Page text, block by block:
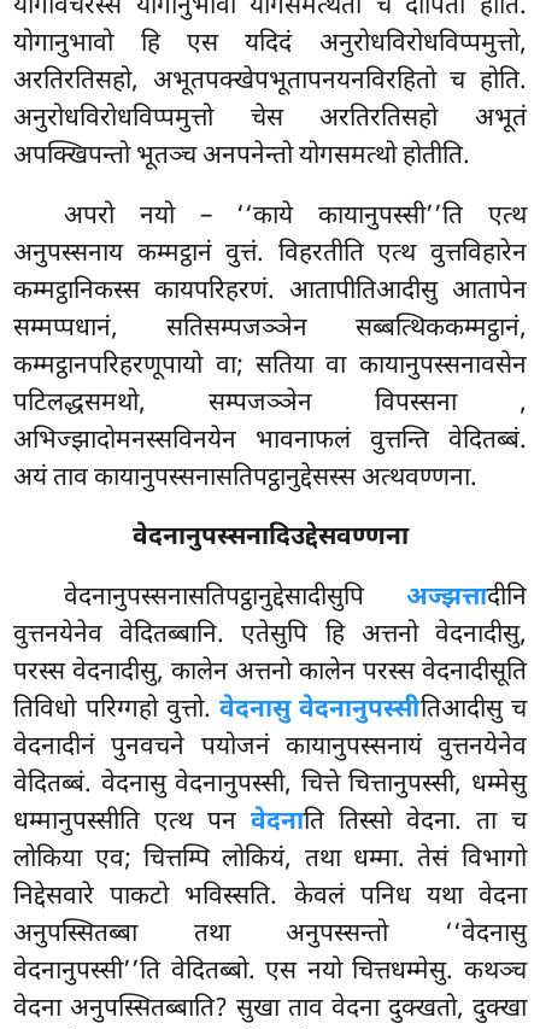
योगावचरस्स योगानुभावो योगसमत्थता च दीपिता होति.
योगानुभावो हि एस यदिदं अनुरोधविरोधविप्पमुत्तो,
अरतिरतिसहो, अभूतपक्खेपभूतापनयनविरहितो च होति.
अनुरोधविरोधविप्पमुत्तो चेस अरतिरतिसहो अभूतं
अपक्खिपन्तो भूतञ्च अनपनेन्तो योगसमत्थो होतीति.
अपरो नयो – ‘‘काये कायानुपस्सी’’ति एत्थ
अनुपस्सनाय कम्मट्ठानं वुत्तं. विहरतीति एत्थ वुत्तविहारेन
कम्मट्ठानिकस्स कायपरिहरणं. आतापीतिआदीसु आतापेन
सम्मप्पधानं, सतिसम्पजञ्ञेन सब्बत्थिककम्मट्ठानं,
कम्मट्ठानपरिहरणूपायो वा; सतिया वा कायानुपस्सनावसेन
पटिलद्धसमथो, सम्पजञ्ञेन विपस्सना ,
अभिज्झादोमनस्सविनयेन भावनाफलं वुत्तन्ति वेदितब्बं.
अयं ताव कायानुपस्सनासतिपट्ठानुद्देसस्स अत्थवण्णना.
वेदनानुपस्सनादिउद्देसवण्णना
वेदनानुपस्सनासतिपट्ठानुद्देसादीसुपि अज्झत्तादीनि
वुत्तनयेनेव वेदितब्बानि. एतेसुपि हि अत्तनो वेदनादीसु,
परस्स वेदनादीसु, कालेन अत्तनो कालेन परस्स वेदनादीसूति
तिविधो परिग्गहो वुत्तो.वेदनासु वेदनानुपस्सीतिआदीसु च
वेदनादीनं पुनवचने पयोजनं कायानुपस्सनायं वुत्तनयेनेव
वेदितब्बं. वेदनासु वेदनानुपस्सी, चित्ते चित्तानुपस्सी, धम्मेसु
धम्मानुपस्सीति एत्थ पनवेदनाति तिस्सो वेदना. ता च
लोकिया एव; चित्तम्पि लोकियं, तथा धम्मा. तेसं विभागो
निद्देसवारे पाकटो भविस्सति. केवलं पनिध यथा वेदना
अनुपस्सितब्बा तथा अनुपस्सन्तो ‘‘वेदनासु
वेदनानुपस्सी’’ति वेदितब्बो. एस नयो चित्तधम्मेसु. कथञ्च
वेदना अनुपस्सितब्बाति? सुखा ताव वेदना दुक्खतो, दुक्खा